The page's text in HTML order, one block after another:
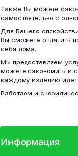
Альянс
Шкаф 2х
Диван
Также Вы можете
самостоятельно с
Для Вашего
Вы сможете оплатить
себя дома.
Мы предоставляем
можете сэкономить и
каждому изделию идет
Работаем и с
Информация